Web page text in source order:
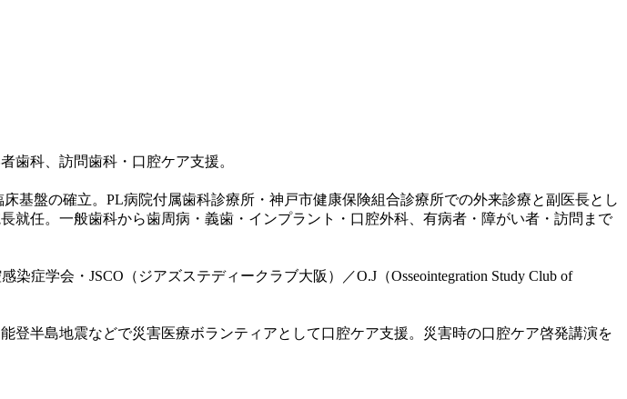
歯科、訪問歯科・口腔ケア支援。
基盤の確立。PL病院付属歯科診療所・神戸市健康保険組合診療所での外来診療と副医長とし
就任。一般歯科から歯周病・義歯・インプラント・口腔外科、有病者・障がい者・訪問まで
症学会・JSCO（ジアズステディークラブ大阪）／O.J（Osseointegration Study Club of
半島地震などで災害医療ボランティアとして口腔ケア支援。災害時の口腔ケア啓発講演を